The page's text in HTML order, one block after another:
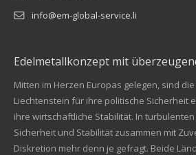
info@em-global-service.li
Edelmetallkonzept mit
Mitten im Herzen Europas gelegen, sind
Liechtenstein für ihre politische Sicherheit
ihre wirtschaftliche Stabilität. In
Sicherheit und Stabilität zusammen mit
Diskretion mehr denn je gefragt. Beide